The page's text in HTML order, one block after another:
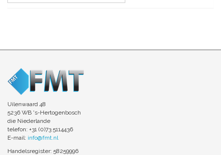
Uilenwaard 48
5236 WB 's-Hertogenbosch
die Niederlande
telefon: +31 (0)73 5114436
E-mail: info@fmt.nl
Handelsregister: 58259996